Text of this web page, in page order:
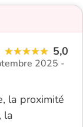
5,0
2025 -
la proximité
la